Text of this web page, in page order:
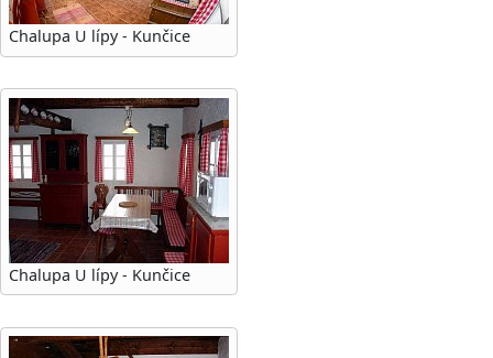
Chalupa U lípy - Kunčice
Chalupa U lípy - Kunčice